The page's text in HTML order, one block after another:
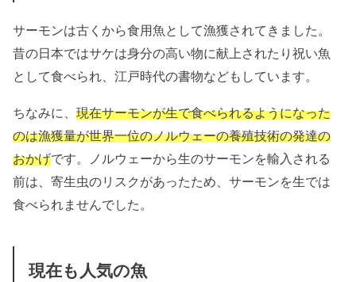
サーモンは古くから食用魚として漁獲されてきました。
昔の日本ではサケは身分の高い物に献上されたり祝い魚
として食べられ、江戸時代の書物などもしています。
ちなみに、現在サーモンが生で食べられるようになった
のは漁獲量が世界一位のノルウェーの養殖技術の発達の
おかげです。ノルウェーから生のサーモンを輸入される
前は、寄生虫のリスクがあったため、サーモンを生では
食べられませんでした。
現在も人気の魚